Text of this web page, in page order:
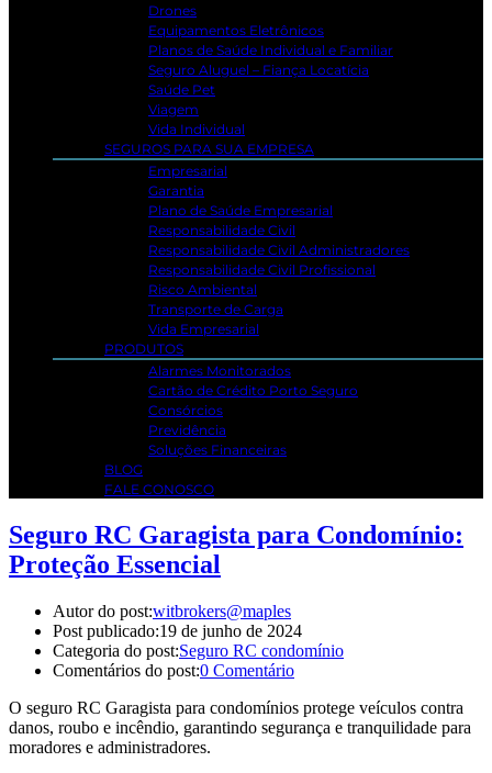
Drones
Equipamentos Eletrônicos
Planos de Saúde Individual e Familiar
Seguro Aluguel – Fiança Locatícia
Saúde Pet
Viagem
Vida Individual
SEGUROS PARA SUA EMPRESA
Empresarial
Garantia
Plano de Saúde Empresarial
Responsabilidade Civil
Responsabilidade Civil Administradores
Responsabilidade Civil Profissional
Risco Ambiental
Transporte de Carga
Vida Empresarial
PRODUTOS
Alarmes Monitorados
Cartão de Crédito Porto Seguro
Consórcios
Previdência
Soluções Financeiras
BLOG
FALE CONOSCO
Seguro RC Garagista para Condomínio:
Proteção Essencial
Autor do post:witbrokers@maples
Post publicado:19 de junho de 2024
Categoria do post:Seguro RC condomínio
Comentários do post:0 Comentário
O seguro RC Garagista para condomínios protege veículos contra
danos, roubo e incêndio, garantindo segurança e tranquilidade para
moradores e administradores.